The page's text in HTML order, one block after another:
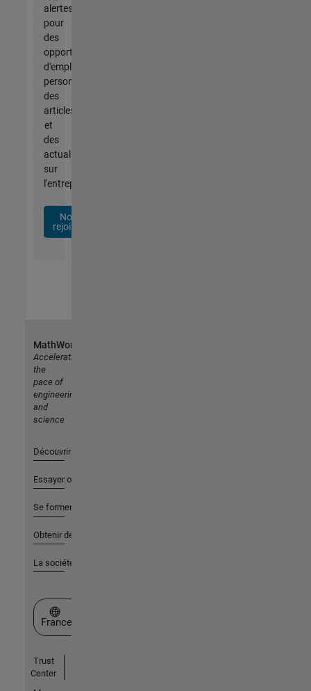
alertes
pour
des
opportunités
d'emploi
personnalisées,
des
articles
et
des
actualités
sur
l'entreprise.
Nous
rejoindre
MathWorks
Accelerating
the
pace of
engineering
and
science
Découvrir les produits
Essayer ou acheter
Se former
Obtenir de l'aide
La société
Sélectionner un site web
France
Trust
Center